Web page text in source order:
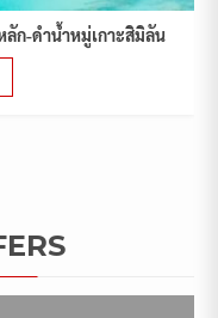
ลัก-ดำน้ำหมู่เกาะสิมิลัน